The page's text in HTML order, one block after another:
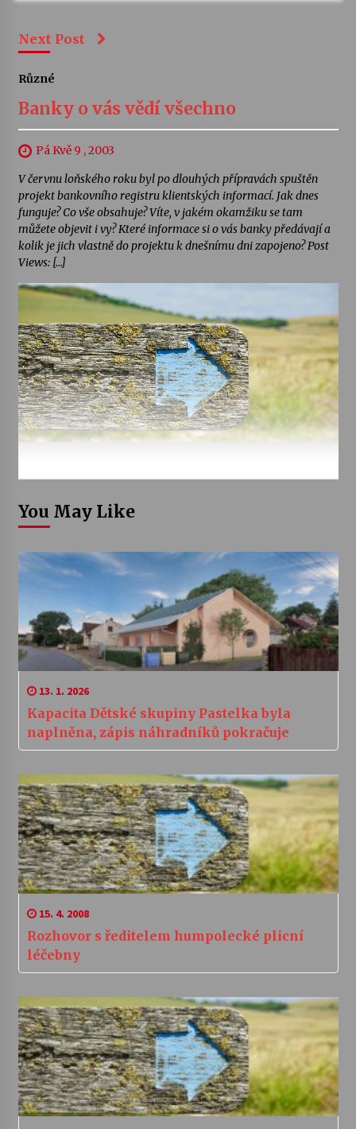
Next Post
Různé
Banky o vás vědí všechno
Pá Kvě 9 , 2003
V červnu loňského roku byl po dlouhých přípravách spuštěn
projekt bankovního registru klientských informací. Jak dnes
funguje? Co vše obsahuje? Víte, v jakém okamžiku se tam
můžete objevit i vy? Které informace si o vás banky předávají a
kolik je jich vlastně do projektu k dnešnímu dni zapojeno? Post
Views: […]
You May Like
13. 1. 2026
Kapacita Dětské skupiny Pastelka byla
naplněna, zápis náhradníků pokračuje
15. 4. 2008
Rozhovor s ředitelem humpolecké plicní
léčebny